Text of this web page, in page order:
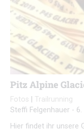
Pitz Alpine
Fotos
Trailrunning
Steffi Felgenhauer -
Hier findet ihr unsere